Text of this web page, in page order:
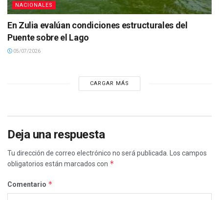
NACIONALES
En Zulia evalúan condiciones estructurales del
Puente sobre el Lago
05/07/2026
CARGAR MÁS
Deja una respuesta
Tu dirección de correo electrónico no será publicada.
Los campos
obligatorios están marcados con *
Comentario *